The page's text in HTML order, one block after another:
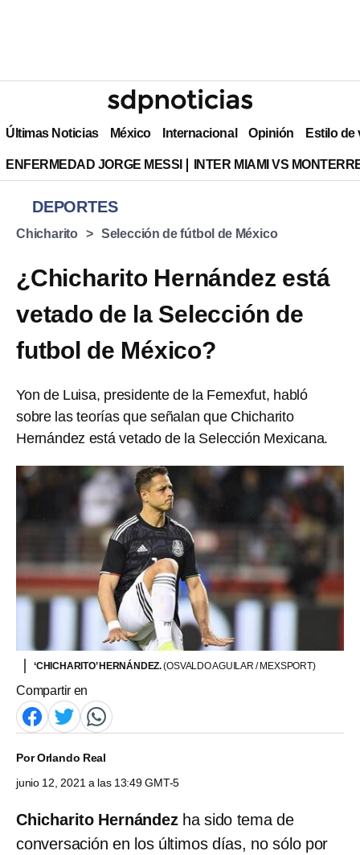
Últimas Noticias México Internacional Opinión Estilo de
ENFERMEDAD JORGE MESSI INTER MIAMI VS
DEPORTES
Chicharito Selección de fútbol de México
¿Chicharito Hernández está
vetado de la Selección de
futbol de México?
Yon de Luisa, presidente de la Femexfut, habló
sobre las teorías que señalan que Chicharito
Hernández está vetado de la Selección Mexicana.
‘CHICHARITO’ HERNÁNDEZ.(OSVALDO AGUILAR / MEXSPORT)
Compartir en
PorOrlando Real
junio 12, 2021 a las 13:49 GMT-5
Chicharito Hernándezha sido tema de
conversación en los últimos días, no sólo por